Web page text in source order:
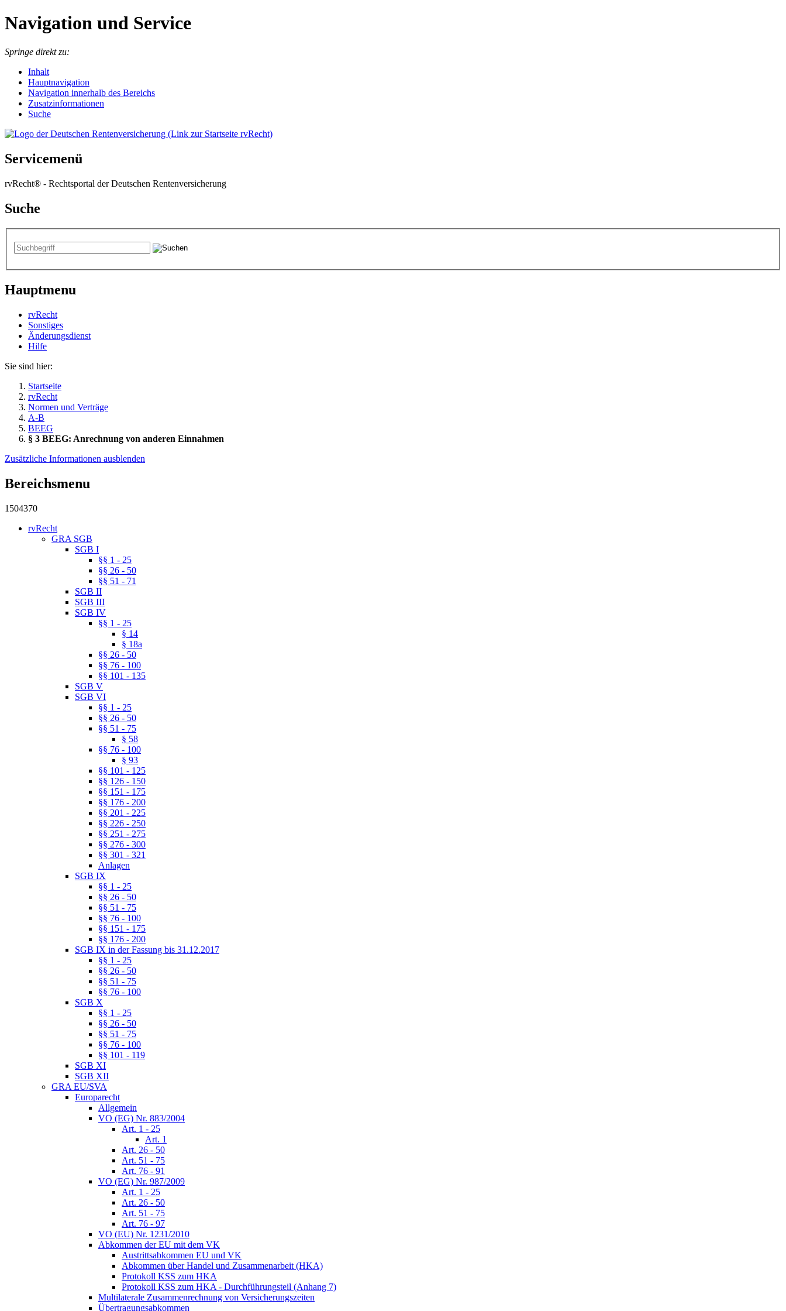
Navigation und Service
Springe direkt zu:
Inhalt
Hauptnavigation
Navigation innerhalb des Bereichs
Zusatzinformationen
Suche
Servicemenü
rvRecht® - Rechtsportal der Deutschen Rentenversicherung
Suche
Hauptmenu
rvRecht
Sonstiges
Änderungsdienst
Hil­fe
Sie sind hier:
Startseite
rvRecht
Normen und Verträge
A-B
BEEG
§ 3 BEEG: Anrechnung von anderen Einnahmen
Zusätzliche Informationen ausblenden
Bereichsmenu
1504370
rvRecht
GRA SGB
SGB I
§§ 1 - 25
§§ 26 - 50
§§ 51 - 71
SGB II
SGB III
SGB IV
§§ 1 - 25
§ 14
§ 18a
§§ 26 - 50
§§ 76 - 100
§§ 101 - 135
SGB V
SGB VI
§§ 1 - 25
§§ 26 - 50
§§ 51 - 75
§ 58
§§ 76 - 100
§ 93
§§ 101 - 125
§§ 126 - 150
§§ 151 - 175
§§ 176 - 200
§§ 201 - 225
§§ 226 - 250
§§ 251 - 275
§§ 276 - 300
§§ 301 - 321
Anlagen
SGB IX
§§ 1 - 25
§§ 26 - 50
§§ 51 - 75
§§ 76 - 100
§§ 151 - 175
§§ 176 - 200
SGB IX in der Fassung bis 31.12.2017
§§ 1 - 25
§§ 26 - 50
§§ 51 - 75
§§ 76 - 100
SGB X
§§ 1 - 25
§§ 26 - 50
§§ 51 - 75
§§ 76 - 100
§§ 101 - 119
SGB XI
SGB XII
GRA EU/SVA
Europarecht
Allgemein
VO (EG) Nr. 883/2004
Art. 1 - 25
Art. 1
Art. 26 - 50
Art. 51 - 75
Art. 76 - 91
VO (EG) Nr. 987/2009
Art. 1 - 25
Art. 26 - 50
Art. 51 - 75
Art. 76 - 97
VO (EU) Nr. 1231/2010
Abkommen der EU mit dem VK
Austrittsabkommen EU und VK
Abkommen über Handel und Zusammenarbeit (HKA)
Protokoll KSS zum HKA
Protokoll KSS zum HKA - Durchführungsteil (Anhang 7)
Multilaterale Zusammenrechnung von Versicherungszeiten
Übertragungsabkommen